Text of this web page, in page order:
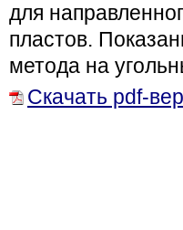
для
пластов.
метода на
Скачать pdf-